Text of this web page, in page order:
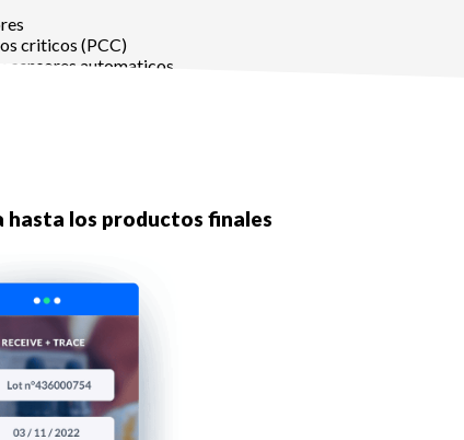
criticos (PCC)
sensores automaticos
hasta los productos finales